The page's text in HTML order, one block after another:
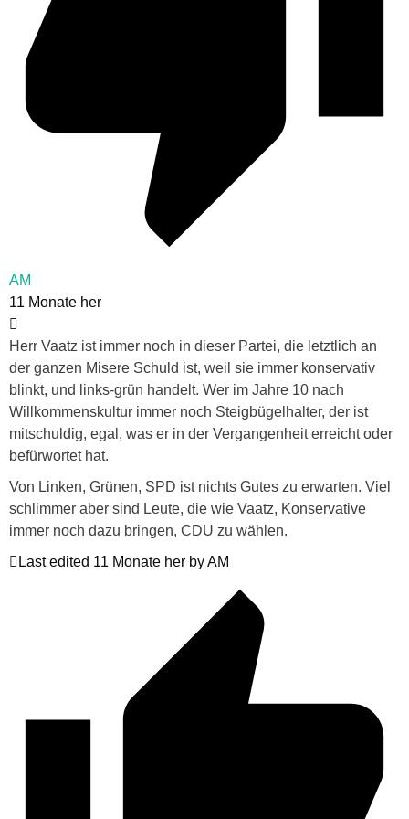
AM
11 Monate her
Herr Vaatz ist immer noch in dieser Partei, die letztlich an
der ganzen Misere Schuld ist, weil sie immer konservativ
blinkt, und links-grün handelt. Wer im Jahre 10 nach
Willkommenskultur immer noch Steigbügelhalter, der ist
mitschuldig, egal, was er in der Vergangenheit erreicht oder
befürwortet hat.
Von Linken, Grünen, SPD ist nichts Gutes zu erwarten. Viel
schlimmer aber sind Leute, die wie Vaatz, Konservative
immer noch dazu bringen, CDU zu wählen.
Last edited 11 Monate her by AM